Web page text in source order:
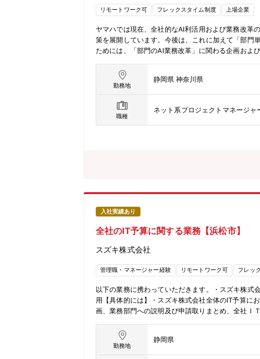
リモートワーク可 フレックスタイム制度 上場企業
ヤマハでは現在、全社的なAI利活用および業務改革
策を展開しています。今後は、これに加えて「部門
ためには、「部門のAI業務改革」に関わる企画およ
キュリティ・ガバナンスを設計・実装し、生成AI基
す。【業務内容】全社的なAIの利活用および業務改
たPoC・プロトタイプ開発・業務課題の整理と、生
新AI技術のリサーチおよび社内展開● AI開発環境の
スに配慮した開発ルール・ガイドラインの整備・
トマネジメント・全社横断でのAI業務改革テーマの
勤務地
静岡県 神奈川県
職種
ネット系プロジェクトマネージャ
入社実績あり
全社のIT予算に関する業務【浜松市】
スズキ株式会社
管理職・マネージャー経験 リモートワーク可 フレッ
以下の業務に携わっていただきます。・スズキ株式
用【具体的には】・スズキ株式会社全体のIT予算
画、業務部門への説明及び申請取りまとめ、全社
＜採用背景 ＞＞ＩＴ予算について、従来のスズキ
必要になってきました。ＩＴ予算関連業務を強化
ッション、PR＞＞・適切なIT投資を実現する事で
勤務地
静岡県